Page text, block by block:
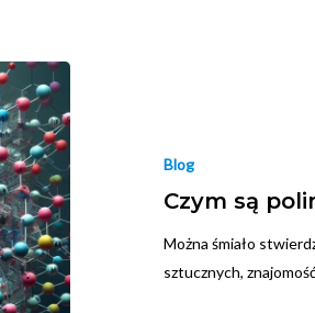
Blog
Czym są
Można śmiało
sztucznych,